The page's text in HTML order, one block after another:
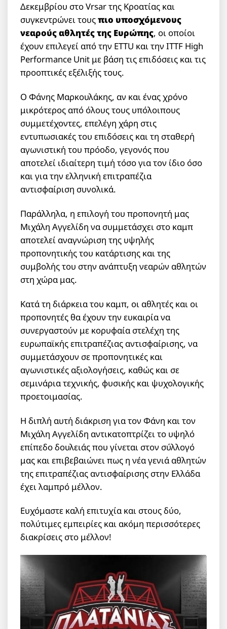
Δεκεμβρίου στο Vrsar της Κροατίας και
συγκεντρώνει τουςπιο υποσχόμενους
νεαρούς αθλητές της Ευρώπης, οι οποίοι
έχουν επιλεγεί από την ETTU και την ITTF High
Performance Unit με βάση τις επιδόσεις και τις
προοπτικές εξέλιξής τους.
Ο Φάνης Μαρκουλάκης, αν και ένας χρόνο
μικρότερος από όλους τους υπόλοιπους
συμμετέχοντες, επελέγη χάρη στις
εντυπωσιακές του επιδόσεις και τη σταθερή
αγωνιστική του πρόοδο, γεγονός που
αποτελεί ιδιαίτερη τιμή τόσο για τον ίδιο όσο
και για την ελληνική επιτραπέζια
αντισφαίριση συνολικά.
Παράλληλα, η επιλογή του προπονητή μας
Μιχάλη Αγγελίδη να συμμετάσχει στο καμπ
αποτελεί αναγνώριση της υψηλής
προπονητικής του κατάρτισης και της
συμβολής του στην ανάπτυξη νεαρών αθλητών
στη χώρα μας.
Κατά τη διάρκεια του καμπ, οι αθλητές και οι
προπονητές θα έχουν την ευκαιρία να
συνεργαστούν με κορυφαία στελέχη της
ευρωπαϊκής επιτραπέζιας αντισφαίρισης, να
συμμετάσχουν σε προπονητικές και
αγωνιστικές αξιολογήσεις, καθώς και σε
σεμινάρια τεχνικής, φυσικής και ψυχολογικής
προετοιμασίας.
Η διπλή αυτή διάκριση για τον Φάνη και τον
Μιχάλη Αγγελίδη αντικατοπτρίζει το υψηλό
επίπεδο δουλειάς που γίνεται στον σύλλογό
μας και επιβεβαιώνει πως η νέα γενιά αθλητών
της επιτραπέζιας αντισφαίρισης στην Ελλάδα
έχει λαμπρό μέλλον.
Ευχόμαστε καλή επιτυχία και στους δύο,
πολύτιμες εμπειρίες και ακόμη περισσότερες
διακρίσεις στο μέλλον!